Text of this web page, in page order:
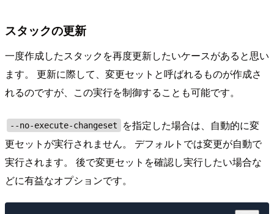
スタックの更新
一度作成したスタックを再度更新したいケースがあると思い
ます。 更新に際して、変更セットと呼ばれるものが作成さ
れるのですが、この実行を制御することも可能です。
--no-execute-changeset
を指定した場合は、自動的に変
更セットが実行されません。 デフォルトでは変更が自動で
実行されます。 後で変更セットを確認し実行したい場合な
どに有益なオプションです。